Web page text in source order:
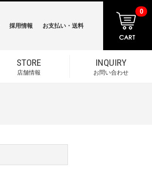
STORE
店舗情報
INQUIRY
お問い合わせ
採用情報 お支払い・送料
0